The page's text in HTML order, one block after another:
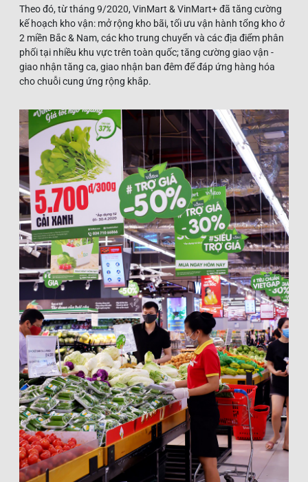
Theo đó, từ tháng 9/2020, VinMart & VinMart+ đã tăng cường
kế hoạch kho vận: mở rộng kho bãi, tối ưu vận hành tổng kho ở
2 miền Bắc & Nam, các kho trung chuyển và các địa điểm phân
phối tại nhiều khu vực trên toàn quốc; tăng cường giao vận -
giao nhận tăng ca, giao nhận ban đêm để đáp ứng hàng hóa
cho chuỗi cung ứng rộng khắp.